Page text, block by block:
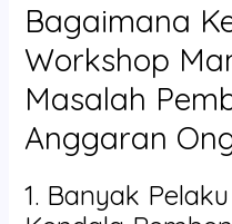
Bagaimana
Workshop
Masalah
Anggaran
1. Banyak